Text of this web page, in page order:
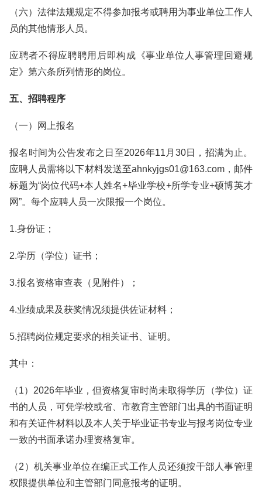
（六）法律法规规定不得参加报考或聘用为事业单位工作人
员的其他情形人员。
应聘者不得应聘聘用后即构成《事业单位人事管理回避规
定》第六条所列情形的岗位。
五、招聘程序
（一）网上报名
报名时间为公告发布之日至2026年11月30日，招满为止。
应聘人员需将以下材料发送至ahnkyjgs01@163.com，邮件
标题为“岗位代码+本人姓名+毕业学校+所学专业+硕博英才
网”。每个应聘人员一次限报一个岗位。
1.身份证；
2.学历（学位）证书；
3.报名资格审查表（见附件）；
4.业绩成果及获奖情况须提供佐证材料；
5.招聘岗位规定要求的相关证书、证明。
其中：
（1）2026年毕业，但资格复审时尚未取得学历（学位）证
书的人员，可凭学校或省、市教育主管部门出具的书面证明
和有关证件材料以及本人关于毕业证书专业与报考岗位专业
一致的书面承诺办理资格复审。
（2）机关事业单位在编正式工作人员还须按干部人事管理
权限提供单位和主管部门同意报考的证明。